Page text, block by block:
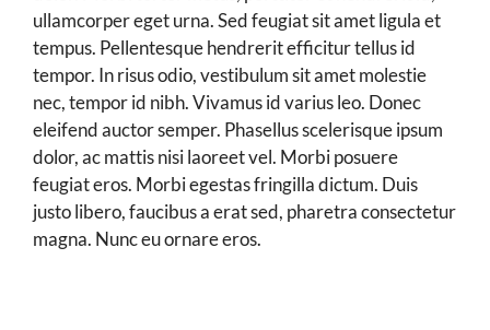
ullamcorper eget urna. Sed feugiat sit amet ligula et
tempus. Pellentesque hendrerit efficitur tellus id
tempor. In risus odio, vestibulum sit amet molestie
nec, tempor id nibh. Vivamus id varius leo. Donec
eleifend auctor semper. Phasellus scelerisque ipsum
dolor, ac mattis nisi laoreet vel. Morbi posuere
feugiat eros. Morbi egestas fringilla dictum. Duis
justo libero, faucibus a erat sed, pharetra consectetur
magna. Nunc eu ornare eros.